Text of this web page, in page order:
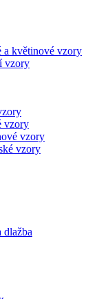
a květinové vzory
vzory
vzory
vzory
vzory
dlažba